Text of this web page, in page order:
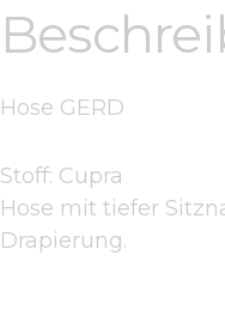
Hose GERD
Stoff: Cupra
Hose mit tiefer
Drapierung.